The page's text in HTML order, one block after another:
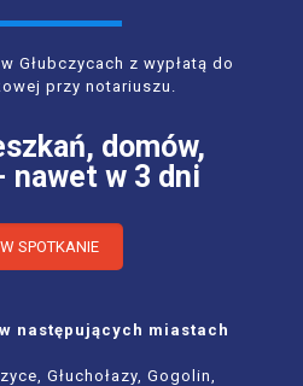
Głubczycach z wypłatą do
przy notariuszu.
domów,
nawet w 3 dni
SPOTKANIE
następujących miastach
Głuchołazy, Gogolin,